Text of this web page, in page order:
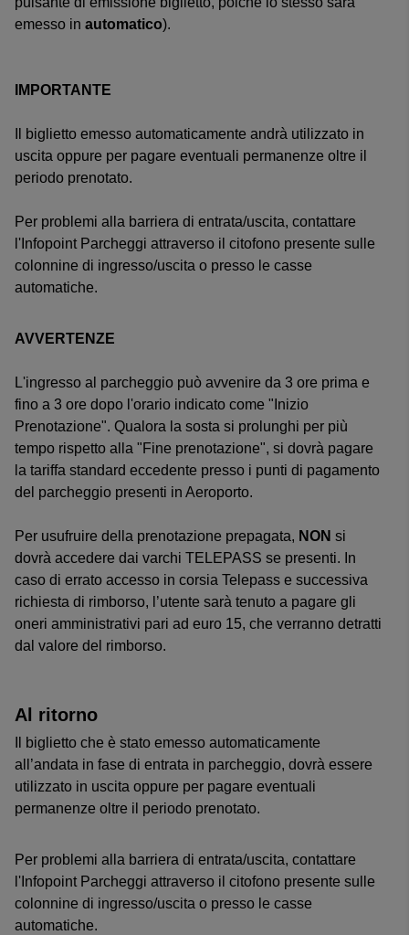
emesso in automatico).
IMPORTANTE
Il biglietto emesso automaticamente andrà utilizzato in
uscita oppure per pagare eventuali permanenze oltre il
periodo prenotato.
Per problemi alla barriera di entrata/uscita, contattare
l'Infopoint Parcheggi attraverso il citofono presente sulle
colonnine di ingresso/uscita o presso le casse
automatiche.
AVVERTENZE
L'ingresso al parcheggio può avvenire da 3 ore prima e
fino a 3 ore dopo l'orario indicato come "Inizio
Prenotazione". Qualora la sosta si prolunghi per più
tempo rispetto alla "Fine prenotazione", si dovrà pagare
la tariffa standard eccedente presso i punti di pagamento
del parcheggio presenti in Aeroporto.
Per usufruire della prenotazione prepagata, NON si
dovrà accedere dai varchi TELEPASS se presenti. In
caso di errato accesso in corsia Telepass e successiva
richiesta di rimborso, l’utente sarà tenuto a pagare gli
oneri amministrativi pari ad euro 15, che verranno detratti
dal valore del rimborso.
Al ritorno
Il biglietto che è stato emesso automaticamente
all’andata in fase di entrata in parcheggio, dovrà essere
utilizzato in uscita oppure per pagare eventuali
permanenze oltre il periodo prenotato.
Per problemi alla barriera di entrata/uscita, contattare
l'Infopoint Parcheggi attraverso il citofono presente sulle
colonnine di ingresso/uscita o presso le casse
automatiche.